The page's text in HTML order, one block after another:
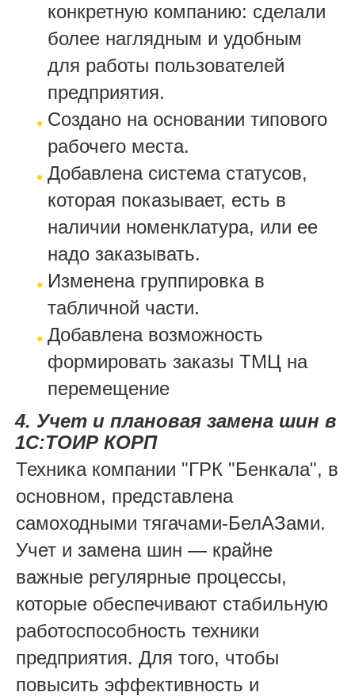
конкретную компанию: сделали
более наглядным и удобным
для работы пользователей
предприятия.
Создано на основании типового
рабочего места.
Добавлена система статусов,
которая показывает, есть в
наличии номенклатура, или ее
надо заказывать.
Изменена группировка в
табличной части.
Добавлена возможность
формировать заказы ТМЦ на
перемещение
4. Учет и плановая замена шин в
1С:ТОИР КОРП
Техника компании "ГРК "Бенкала", в
основном, представлена
самоходными тягачами-БелАЗами.
Учет и замена шин — крайне
важные регулярные процессы,
которые обеспечивают стабильную
работоспособность техники
предприятия. Для того, чтобы
повысить эффективность и